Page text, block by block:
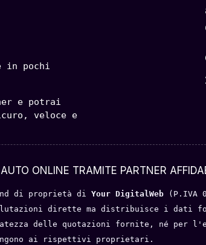
in pochi
e potrai
veloce e
ONLINE TRAMITE PARTNER
di proprietà di Your DigitalWeb
(P.IVA
valutazioni dirette ma distribuisce i
delle quotazioni fornite, né
ai rispettivi proprietari.